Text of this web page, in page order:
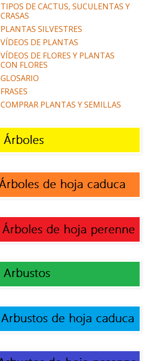
TIPOS DE CACTUS, SUCULENTAS Y
CRASAS
PLANTAS SILVESTRES
VÍDEOS DE PLANTAS
VÍDEOS DE FLORES Y PLANTAS
CON FLORES
GLOSARIO
FRASES
COMPRAR PLANTAS Y SEMILLAS